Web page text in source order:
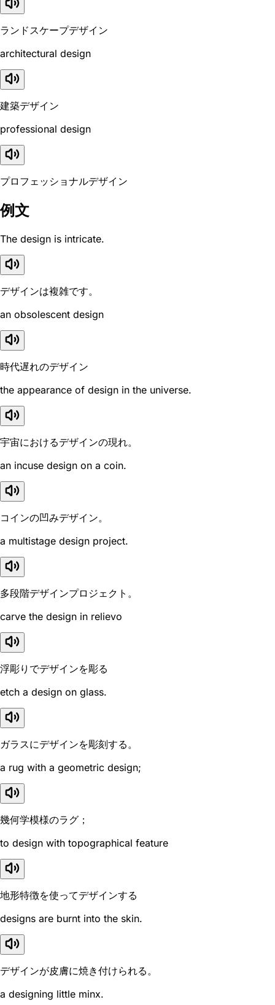
ランドスケープデザイン
architectural design
建築デザイン
professional design
プロフェッショナルデザイン
例文
The design is intricate.
デザインは複雑です。
an obsolescent design
時代遅れのデザイン
the appearance of design in the universe.
宇宙におけるデザインの現れ。
an incuse design on a coin.
コインの凹みデザイン。
a multistage design project.
多段階デザインプロジェクト。
carve the design in relievo
浮彫りでデザインを彫る
etch a design on glass.
ガラスにデザインを彫刻する。
a rug with a geometric design;
幾何学模様のラグ；
to design with topographical feature
地形特徴を使ってデザインする
designs are burnt into the skin.
デザインが皮膚に焼き付けられる。
a designing little minx.